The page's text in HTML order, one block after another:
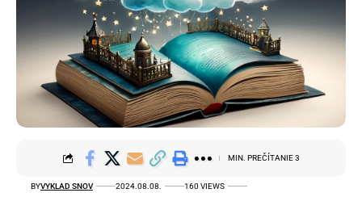
BYVYKLAD SNOV 2024.08.08. 160 VIEWS
MIN. PREČÍTANIE 3